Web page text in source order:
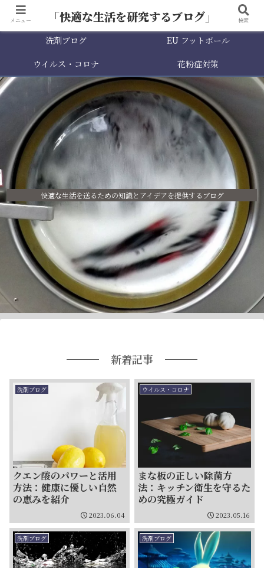
快適な生活を送るための知識とアイデアを提供するブログ
洗剤ブログ
EU フットボール
ウイルス・コロナ
花粉症対策
新着記事
洗剤ブログ
クエン酸のパワーと活用
方法：健康に優しい自然
の恵みを紹介
2023.06.04
ウイルス・コロナ
まな板の正しい除菌方
法：キッチン衛生を守るた
めの究極ガイド
2023.05.16
洗剤ブログ 洗剤ブログ
メニュー 「快適な生活を研究するブログ」 検索